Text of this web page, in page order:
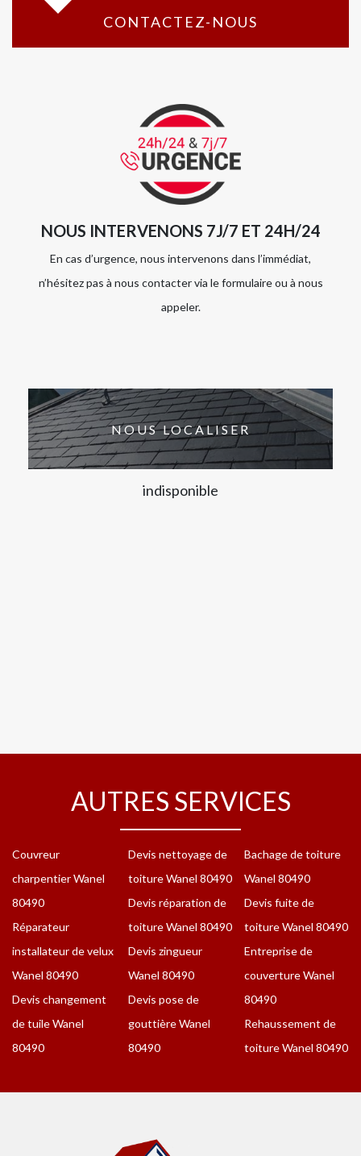
CONTACTEZ-NOUS
NOUS INTERVENONS 7J/7 ET 24H/24
En cas d’urgence, nous intervenons dans l’immédiat,
n’hésitez pas à nous contacter via le formulaire ou à nous
appeler.
NOUS LOCALISER
indisponible
AUTRES SERVICES
Couvreur
charpentier Wanel
80490
Réparateur
installateur de velux
Wanel 80490
Devis changement
de tuile Wanel
80490
Devis nettoyage de
toiture Wanel 80490
Devis réparation de
toiture Wanel 80490
Devis zingueur
Wanel 80490
Devis pose de
gouttière Wanel
80490
Bachage de toiture
Wanel 80490
Devis fuite de
toiture Wanel 80490
Entreprise de
couverture Wanel
80490
Rehaussement de
toiture Wanel 80490